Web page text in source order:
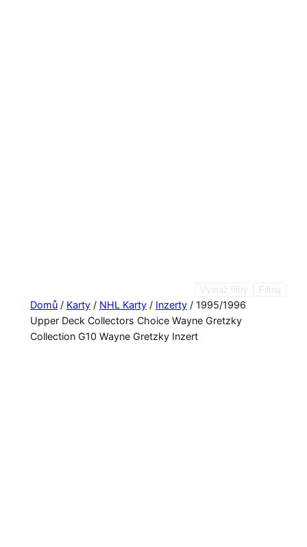
Domů/ Karty/ NHL Karty/ Inzerty/ 1995/1996
Upper Deck Collectors Choice Wayne Gretzky
Collection G10 Wayne Gretzky Inzert